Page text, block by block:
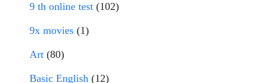
9 th online test (102)
9x movies (1)
Art (80)
Basic English (12)